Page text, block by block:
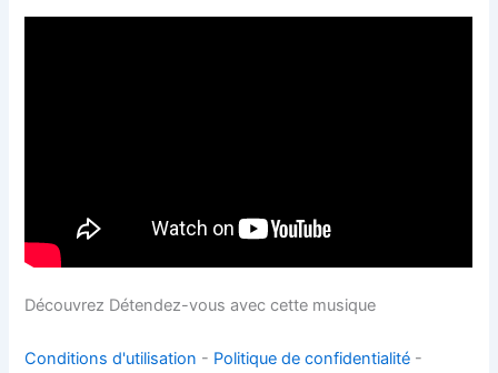
Découvrez Détendez-vous avec cette musique
Conditions d'utilisation - Politique de confidentialité -